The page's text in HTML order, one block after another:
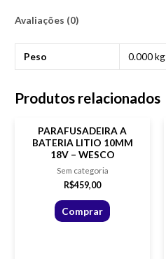
Avaliações (0)
Peso 0.000 kg
Produtos relacionados
PARAFUSADEIRA A
BATERIA LITIO 10MM
18V – WESCO
Sem categoria
R$459,00
Comprar